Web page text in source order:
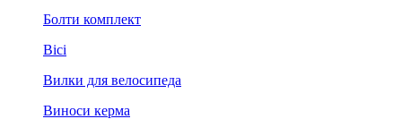
Болти комплект
Вісі
Вилки для велосипеда
Виноси керма